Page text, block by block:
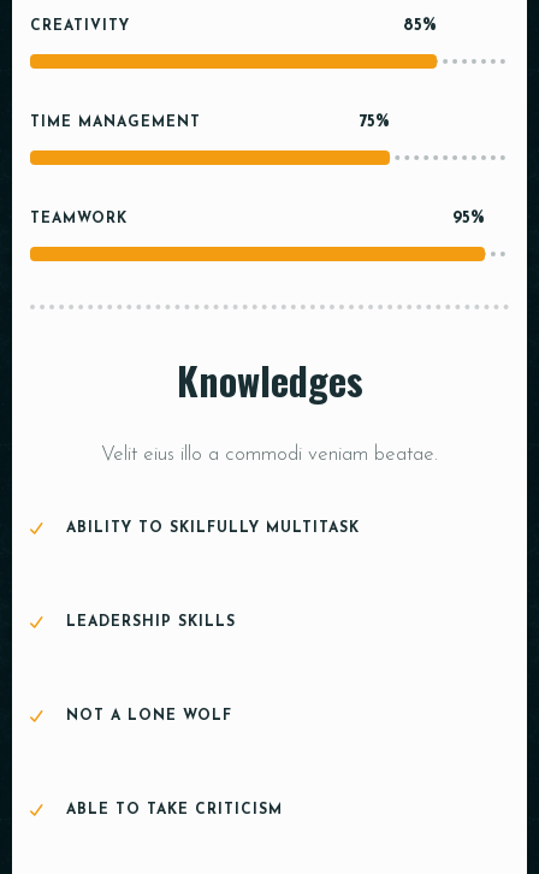
CREATIVITY 85%
TIME MANAGEMENT 75%
TEAMWORK 95%
Knowledges
Velit eius illo a commodi veniam beatae.
ABILITY TO SKILFULLY MULTITASK
LEADERSHIP SKILLS
NOT A LONE WOLF
ABLE TO TAKE CRITICISM